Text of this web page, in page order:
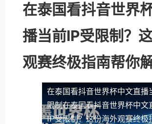
在泰国看抖音世界
播当前IP受限制？
观赛终极指南帮你
在泰国看抖音世界杯中文直播
限制在泰国看抖音世界杯中文
IP受限制？这份海外观赛终极